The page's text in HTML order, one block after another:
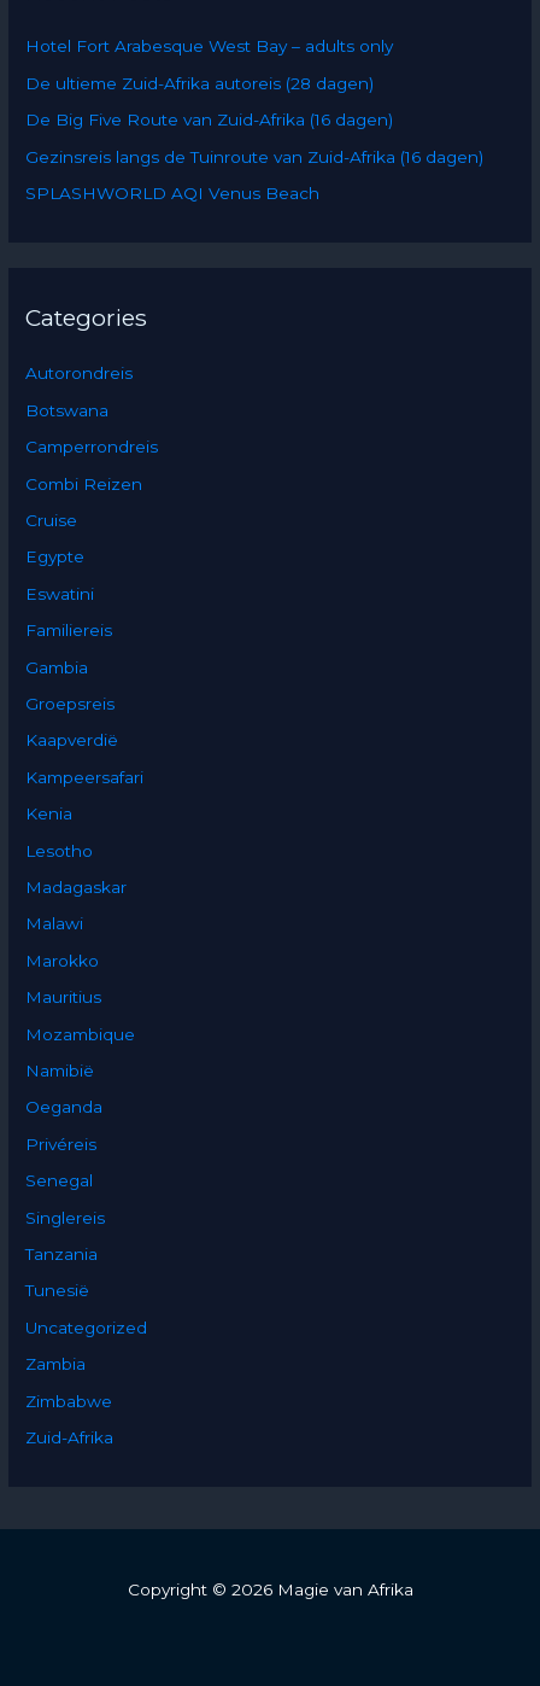
f
o
r
:
Hotel Fort Arabesque West Bay – adults only
De ultieme Zuid-Afrika autoreis (28 dagen)
De Big Five Route van Zuid-Afrika (16 dagen)
Gezinsreis langs de Tuinroute van Zuid-Afrika (16 dagen)
SPLASHWORLD AQI Venus Beach
Categories
Autorondreis
Botswana
Camperrondreis
Combi Reizen
Cruise
Egypte
Eswatini
Familiereis
Gambia
Groepsreis
Kaapverdië
Kampeersafari
Kenia
Lesotho
Madagaskar
Malawi
Marokko
Mauritius
Mozambique
Namibië
Oeganda
Privéreis
Senegal
Singlereis
Tanzania
Tunesië
Uncategorized
Zambia
Zimbabwe
Zuid-Afrika
Copyright © 2026 Magie van Afrika